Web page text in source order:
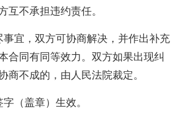
互不承担违约责任。
宜，双方可协商解决，并作出补充
合同有同等效力。双方如果出现纠
商不成的，由人民法院裁定。
（盖章）生效。